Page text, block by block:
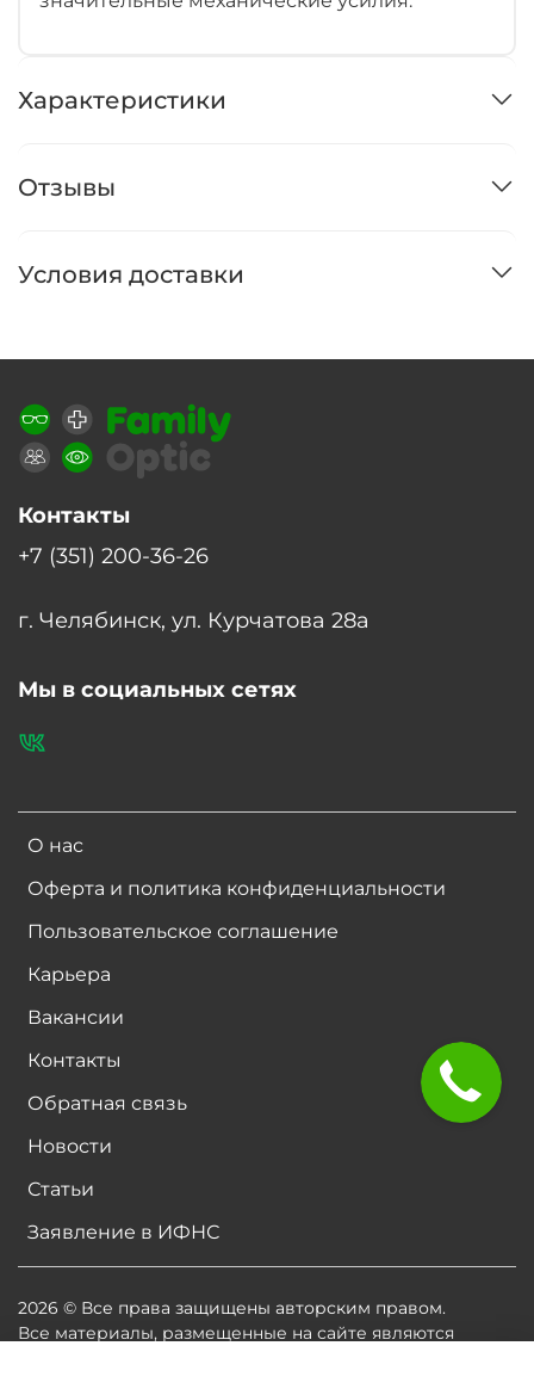
Характеристики
Отзывы
Условия доставки
О нас
Оферта и политика конфиденциальности
Пользовательское соглашение
Карьера
Вакансии
Контакты
Обратная связь
Новости
Статьи
Заявление в ИФНС
Контакты
+7 (351) 200-36-26
г. Челябинск, ул. Курчатова 28а
Мы в социальных сетях
2026 © Все права защищены авторским правом.
Все материалы, размещенные на сайте являются